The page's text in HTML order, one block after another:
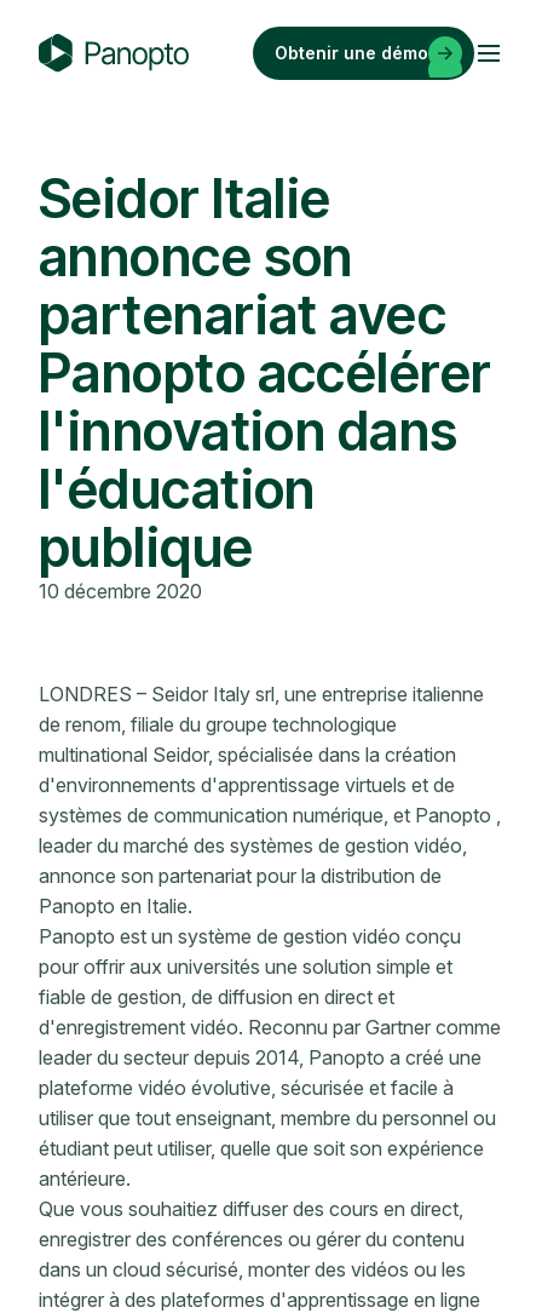
o
p
o
Obtenir une démo
Seidor Italie
annonce son
partenariat avec
Panopto accélérer
l'innovation dans
l'éducation
publique
10 décembre 2020
LONDRES – Seidor Italy srl, une entreprise italienne
de renom, filiale du groupe technologique
multinational Seidor, spécialisée dans la création
d'environnements d'apprentissage virtuels et de
systèmes de communication numérique, et Panopto ,
leader du marché des systèmes de gestion vidéo,
annonce son partenariat pour la distribution de
Panopto en Italie.
Panopto est un système de gestion vidéo conçu
pour offrir aux universités une solution simple et
fiable de gestion, de diffusion en direct et
d'enregistrement vidéo. Reconnu par Gartner comme
leader du secteur depuis 2014, Panopto a créé une
plateforme vidéo évolutive, sécurisée et facile à
utiliser que tout enseignant, membre du personnel ou
étudiant peut utiliser, quelle que soit son expérience
antérieure.
Que vous souhaitiez diffuser des cours en direct,
enregistrer des conférences ou gérer du contenu
dans un cloud sécurisé, monter des vidéos ou les
intégrer à des plateformes d'apprentissage en ligne